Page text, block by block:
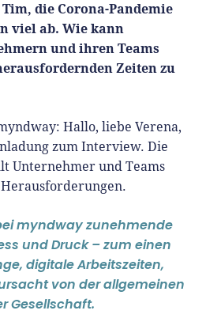
die Corona-Pandemie
viel ab. Wie kann
und ihren Teams
Zeiten zu
Hallo, liebe Verena,
zum Interview. Die
Unternehmer und Teams
myndway zunehmende
und Druck – zum einen
digitale Arbeitszeiten,
von der allgemeinen
Gesellschaft.